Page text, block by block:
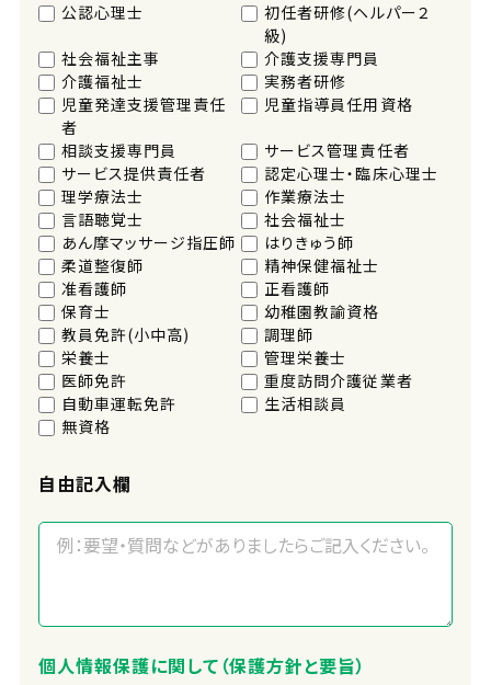
公認心理士
初任者研修(ヘルパー２
級)
社会福祉主事
介護支援専門員
介護福祉士
実務者研修
児童発達支援管理責任
者
児童指導員任用資格
相談支援専門員
サービス管理責任者
サービス提供責任者
認定心理士・臨床心理士
理学療法士
作業療法士
言語聴覚士
社会福祉士
あん摩マッサージ指圧師
はりきゅう師
柔道整復師
精神保健福祉士
准看護師
正看護師
保育士
幼稚園教諭資格
教員免許(小中高)
調理師
栄養士
管理栄養士
医師免許
重度訪問介護従業者
自動車運転免許
生活相談員
無資格
自由記入欄
個人情報保護に関して（保護方針と要旨）